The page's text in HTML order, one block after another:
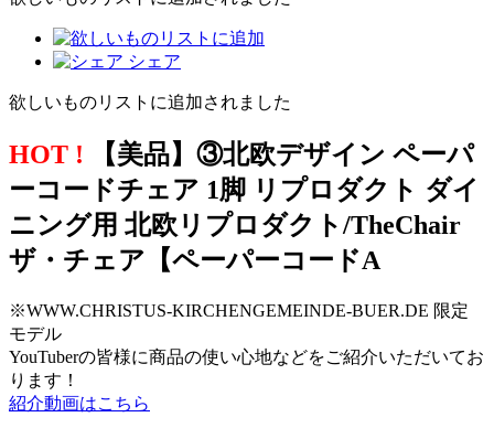
シェア
欲しいものリストに追加されました
HOT ! 【美品】③北欧デザイン ペーパ
ーコードチェア 1脚 リプロダクト ダイ
ニング用 北欧リプロダクト/TheChair
ザ・チェア【ペーパーコードA
※WWW.CHRISTUS-KIRCHENGEMEINDE-BUER.DE 限定
モデル
YouTuberの皆様に商品の使い心地などをご紹介いただいてお
ります！
紹介動画はこちら